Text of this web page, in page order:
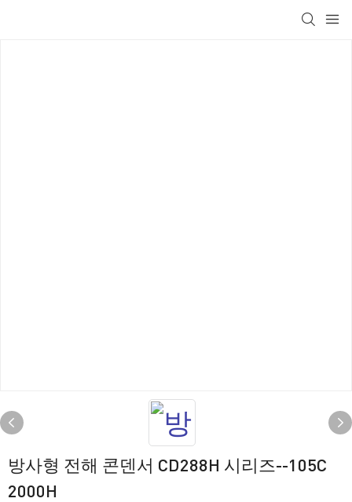
방사형 전해 콘덴서 CD288H 시리즈--105C
2000H